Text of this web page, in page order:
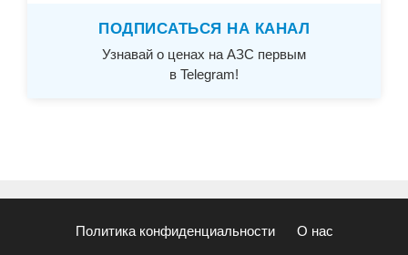
ПОДПИСАТЬСЯ НА КАНАЛ
Узнавай о ценах на АЗС первым
в Telegram!
Политика конфиденциальности О нас